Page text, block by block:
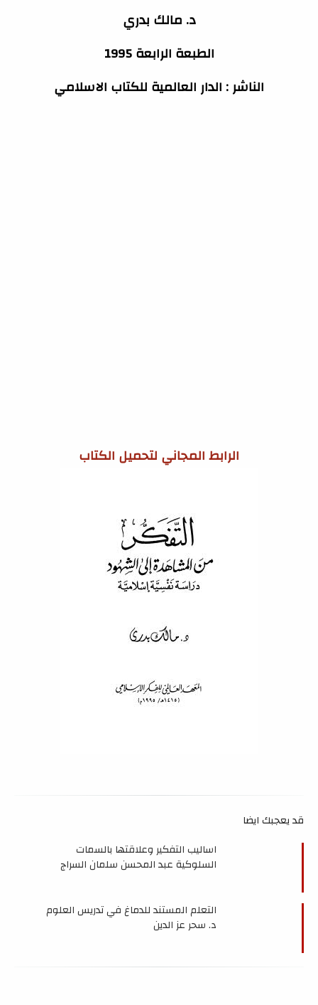
د. مالك بدري
الطبعة الرابعة 1995
الناشر : الدار العالمية للكتاب الاسلامي
الرابط المجاني لتحميل الكتاب
قد يعجبك ايضا
اساليب التفكير وعلاقتها بالسمات
السلوكية عبد المحسن سلمان السراج
التعلم المستند للدماغ في تدريس العلوم
د. سحر عز الدين